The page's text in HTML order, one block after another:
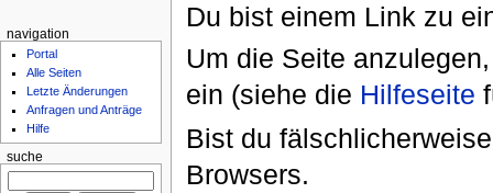
Du bist einem Link zu
Um die Seite
ein (siehe die Hilfeseite
Bist du
Browsers.
navigation
Portal
Alle Seiten
Letzte Änderungen
Anfragen und Anträge
Hilfe
suche